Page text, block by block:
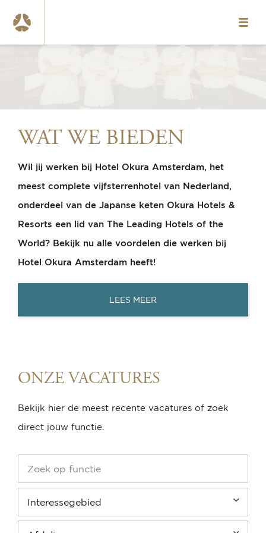
HOME
WAT WE BIEDEN
CONTACT
www.okura.nl
WAT WE BIEDEN
Wil jij werken bij Hotel Okura Amsterdam, het
meest complete vijfsterrenhotel van Nederland,
onderdeel van de Japanse keten Okura Hotels &
Resorts een lid van The Leading Hotels of the
World? Bekijk nu alle voordelen die werken bij
Hotel Okura Amsterdam heeft!
LEES MEER
ONZE VACATURES
Bekijk hier de meest recente vacatures of zoek
direct jouw functie.